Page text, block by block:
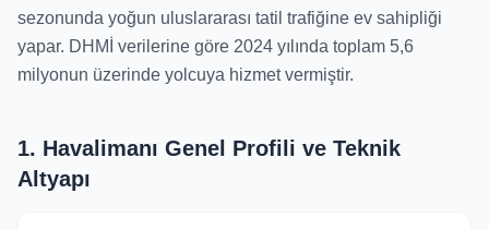
sezonunda yoğun uluslararası tatil trafiğine ev sahipliği
yapar. DHMİ verilerine göre 2024 yılında toplam 5,6
milyonun üzerinde yolcuya hizmet vermiştir.
1. Havalimanı Genel Profili ve Teknik
Altyapı